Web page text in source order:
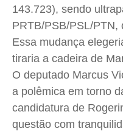
143.723), sendo
PRTB/PSB/PSL/PTN,
Essa mudança
tiraria a cadeira de
O deputado Marcus
a polêmica em torno
candidatura de
questão com